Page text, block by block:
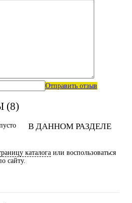
Отправить отзыв
(8)
В ДАННОМ РАЗДЕЛЕ
каталога или воспользоваться
сайту.